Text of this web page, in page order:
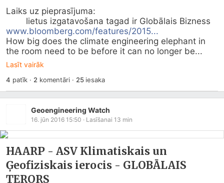
Laiks uz pieprasījuma:
www.bloomberg.com/features/2015...
How big does the climate engineering elephant in
the room need to be before it can no longer be...
Lasīt vairāk
4 patīk · 2 komentāri · 25iesaka
Geoengineering Watch
16. jūn 2016 15:50 · Lasīšanai 13 min
HAARP - ASV Klimatiskais un
Ģeofiziskais ierocis - GLOBĀLAIS
TERORS